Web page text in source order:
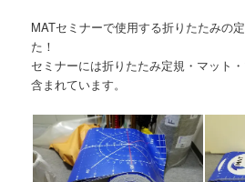
MATセミナーで使用する折りたたみの
た！
セミナーには折りたたみ定規・マット
含まれています。